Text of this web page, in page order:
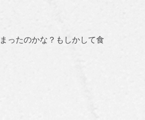
ったのかな？もしかして食